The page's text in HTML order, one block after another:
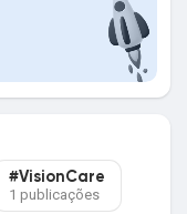
#VisionCare
1 publicações